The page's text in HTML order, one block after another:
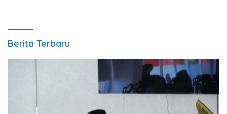
Berita Terbaru